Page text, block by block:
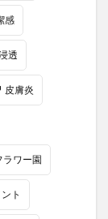
感
透
皮膚炎
ラワー園
ト